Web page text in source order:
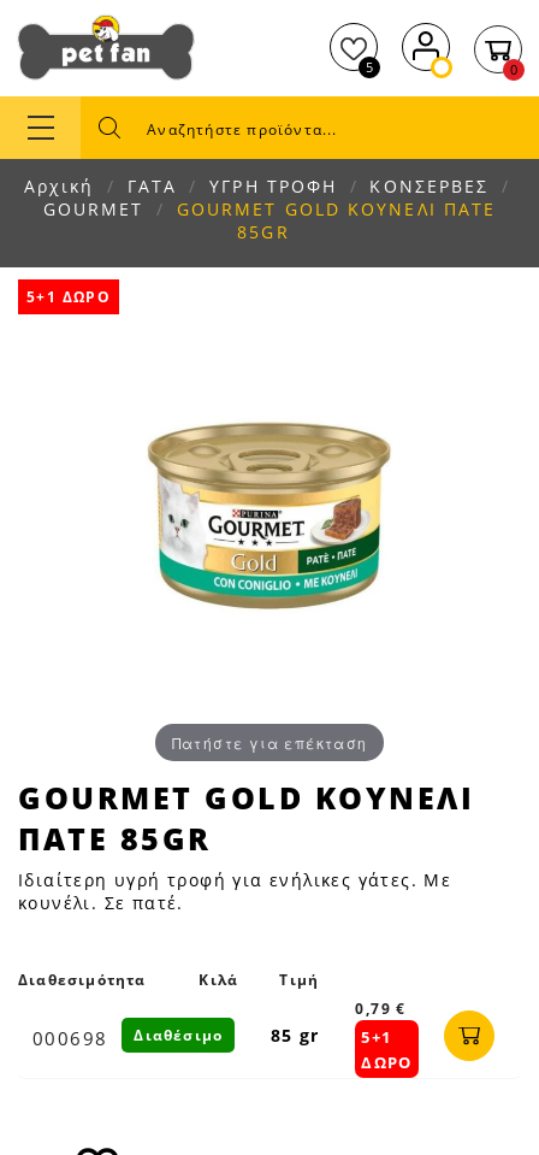
5 0
Αρχική ΓΑΤΑ ΥΓΡΗ ΤΡΟΦΗ
ΚΟΝΣΕΡΒΕΣ
GOURMET
GOURMET GOLD ΚΟΥΝΕΛΙ ΠΑΤΕ
85GR
5+1 ΔΩΡΟ
Πατήστε για επέκταση
GOURMET
GOLD
ΚΟΥΝΕΛΙ
ΠΑΤΕ
85GR
GOURMET GOLD ΚΟΥΝΕΛΙ
ΠΑΤΕ 85GR
Ιδιαίτερη υγρή τροφή για ενήλικες γάτες. Με
κουνέλι. Σε πατέ.
Διαθεσιμότητα Κιλά Τιμή
000698 85 gr
0,79 €
5+1
ΔΩΡΟ
Διαθέσιμο